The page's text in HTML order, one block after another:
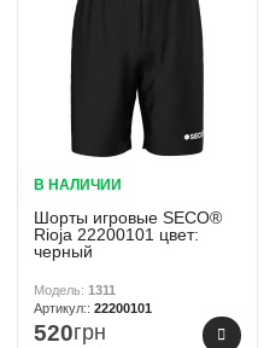
В НАЛИЧИИ
Шорты игровые SECO®
Rioja 22200101 цвет:
черный
1311
22200101
520грн